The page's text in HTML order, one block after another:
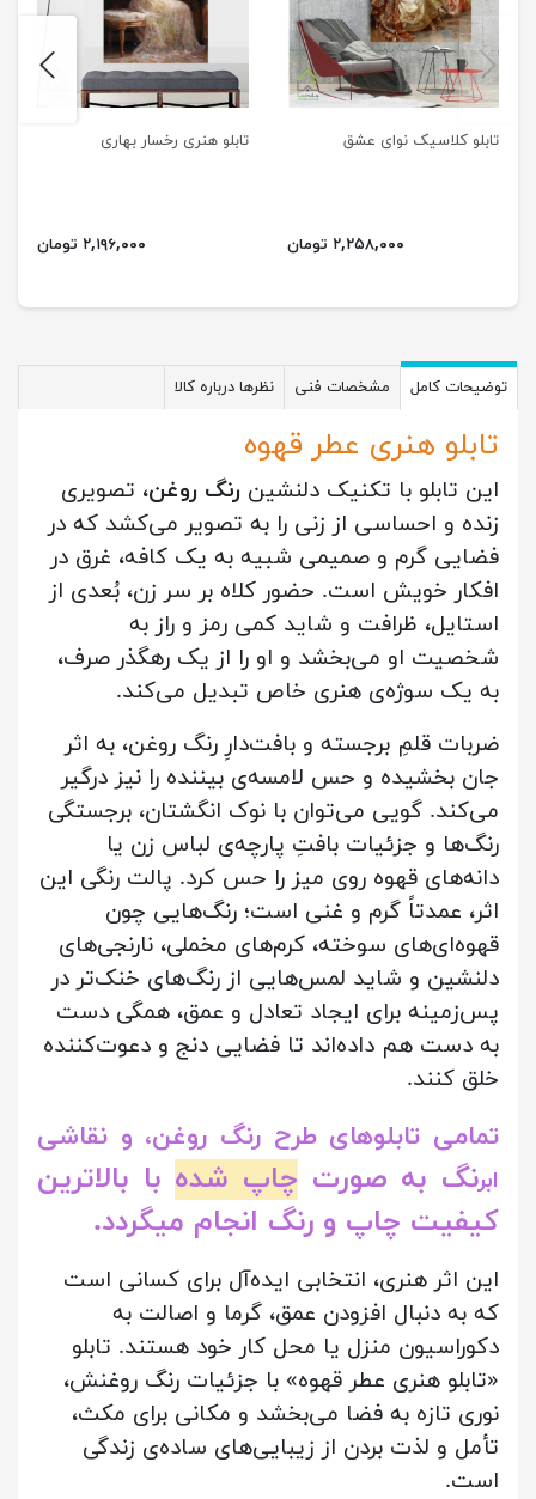
تابلو کلاسیک نوای عشق
۲,۲۵۸,۰۰۰ تومان
تابلو هنری رخسار بهاری
۲,۱۹۶,۰۰۰ تومان
previus
توضیحات کامل مشخصات فنی نظرها درباره کالا
تابلو هنری عطر قهوه
این تابلو با تکنیک دلنشین رنگ روغن، تصویری
زنده و احساسی از زنی را به تصویر می‌کشد که در
فضایی گرم و صمیمی شبیه به یک کافه، غرق در
افکار خویش است. حضور کلاه بر سر زن، بُعدی از
استایل، ظرافت و شاید کمی رمز و راز به
شخصیت او می‌بخشد و او را از یک رهگذر صرف،
به یک سوژه‌ی هنری خاص تبدیل می‌کند.
ضربات قلمِ برجسته و بافت‌دارِ رنگ روغن، به اثر
جان بخشیده و حس لامسه‌ی بیننده را نیز درگیر
می‌کند. گویی می‌توان با نوک انگشتان، برجستگی
رنگ‌ها و جزئیات بافتِ پارچه‌ی لباس زن یا
دانه‌های قهوه روی میز را حس کرد. پالت رنگی این
اثر، عمدتاً گرم و غنی است؛ رنگ‌هایی چون
قهوه‌ای‌های سوخته، کرم‌های مخملی، نارنجی‌های
دلنشین و شاید لمس‌هایی از رنگ‌های خنک‌تر در
پس‌زمینه برای ایجاد تعادل و عمق، همگی دست
به دست هم داده‌اند تا فضایی دنج و دعوت‌کننده
خلق کنند.
تمامی تابلوهای طرح رنگ روغن، و نقاشی
ابرنگ به صورت چاپ شده با بالاترین
کیفیت چاپ و رنگ انجام میگردد.
این اثر هنری، انتخابی ایده‌آل برای کسانی است
که به دنبال افزودن عمق، گرما و اصالت به
دکوراسیون منزل یا محل کار خود هستند. تابلو
«تابلو هنری عطر قهوه» با جزئیات رنگ روغنش،
نوری تازه به فضا می‌بخشد و مکانی برای مکث،
تأمل و لذت بردن از زیبایی‌های ساده‌ی زندگی
است.